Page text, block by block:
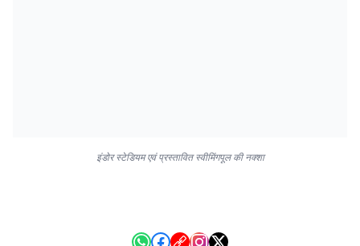
इंडोर स्टेडियम एवं प्रस्तावित स्वीमिंगपूल की नक्शा